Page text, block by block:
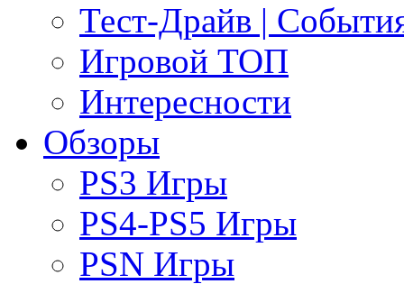
Тест-Драйв |
Игровой ТОП
Интересности
Обзоры
PS3 Игры
PS4-PS5 Игры
PSN Игры